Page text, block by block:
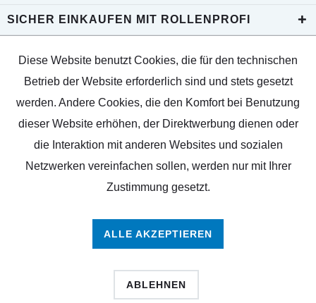
SICHER EINKAUFEN MIT ROLLENPROFI
Diese Website benutzt Cookies, die für den technischen
Betrieb der Website erforderlich sind und stets gesetzt
werden. Andere Cookies, die den Komfort bei Benutzung
dieser Website erhöhen, der Direktwerbung dienen oder
die Interaktion mit anderen Websites und sozialen
Netzwerken vereinfachen sollen, werden nur mit Ihrer
Zustimmung gesetzt.
ALLE AKZEPTIEREN
ABLEHNEN